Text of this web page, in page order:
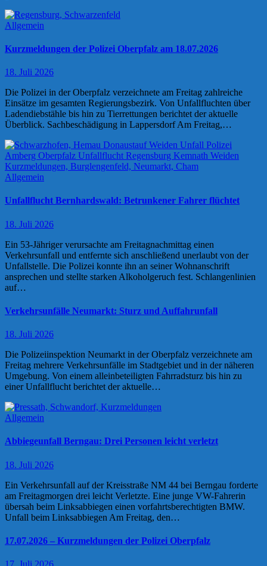
Allgemein
Kurzmeldungen der Polizei Oberpfalz am 18.07.2026
18. Juli 2026
Die Polizei in der Oberpfalz verzeichnete am Freitag zahlreiche
Einsätze im gesamten Regierungsbezirk. Von Unfallfluchten über
Ladendiebstähle bis hin zu Tierrettungen berichtet der aktuelle
Überblick. Sachbeschädigung in Lappersdorf Am Freitag,…
Allgemein
Unfallflucht Bernhardswald: Betrunkener Fahrer flüchtet
18. Juli 2026
Ein 53-Jähriger verursachte am Freitagnachmittag einen
Verkehrsunfall und entfernte sich anschließend unerlaubt von der
Unfallstelle. Die Polizei konnte ihn an seiner Wohnanschrift
ansprechen und stellte starken Alkoholgeruch fest. Schlangenlinien
auf…
Verkehrsunfälle Neumarkt: Sturz und Auffahrunfall
18. Juli 2026
Die Polizeiinspektion Neumarkt in der Oberpfalz verzeichnete am
Freitag mehrere Verkehrsunfälle im Stadtgebiet und in der näheren
Umgebung. Von einem alleinbeteiligten Fahrradsturz bis hin zu
einer Unfallflucht berichtet der aktuelle…
Allgemein
Abbiegeunfall Berngau: Drei Personen leicht verletzt
18. Juli 2026
Ein Verkehrsunfall auf der Kreisstraße NM 44 bei Berngau forderte
am Freitagmorgen drei leicht Verletzte. Eine junge VW-Fahrerin
übersah beim Linksabbiegen einen vorfahrtsberechtigten BMW.
Unfall beim Linksabbiegen Am Freitag, den…
17.07.2026 – Kurzmeldungen der Polizei Oberpfalz